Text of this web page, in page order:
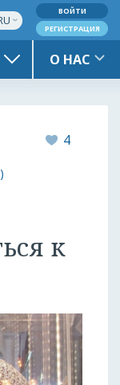
ВОЙТИ
РЕГИСТРАЦИЯ
О НАС
4
к